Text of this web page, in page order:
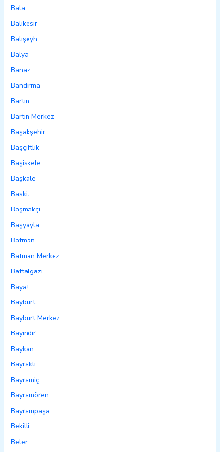
Bala
Balıkesir
Balışeyh
Balya
Banaz
Bandırma
Bartın
Bartın Merkez
Başakşehir
Başçiftlik
Başiskele
Başkale
Baskil
Başmakçı
Başyayla
Batman
Batman Merkez
Battalgazi
Bayat
Bayburt
Bayburt Merkez
Bayındır
Baykan
Bayraklı
Bayramiç
Bayramören
Bayrampaşa
Bekilli
Belen